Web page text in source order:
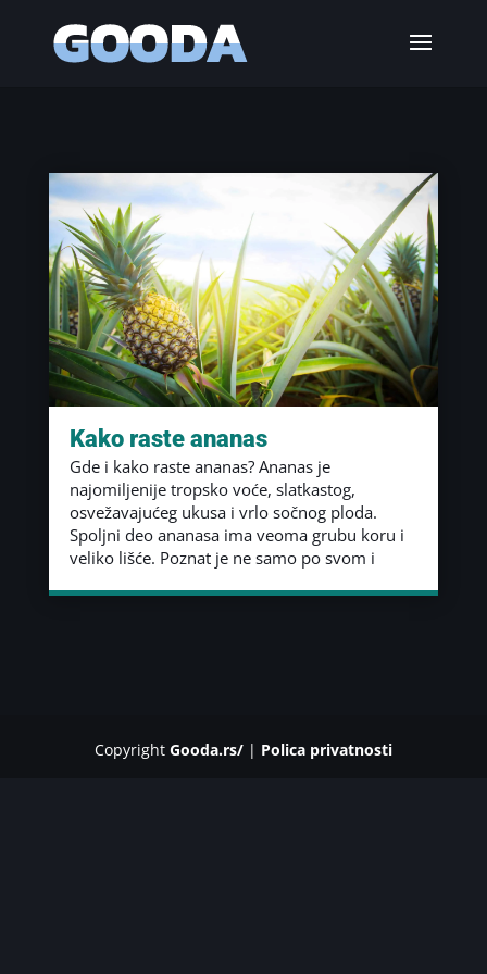
Kako raste ananas
Gde i kako raste ananas? Ananas je
najomiljenije tropsko voće, slatkastog,
osvežavajućeg ukusa i vrlo sočnog ploda.
Spoljni deo ananasa ima veoma grubu koru i
veliko lišće. Poznat je ne samo po svom i
Copyright Gooda.rs/| Polica privatnosti